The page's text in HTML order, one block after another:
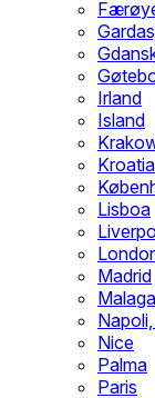
Irland
Island
Kroatia
Lisboa
Madrid
Malaga
Nice
Palma
Paris